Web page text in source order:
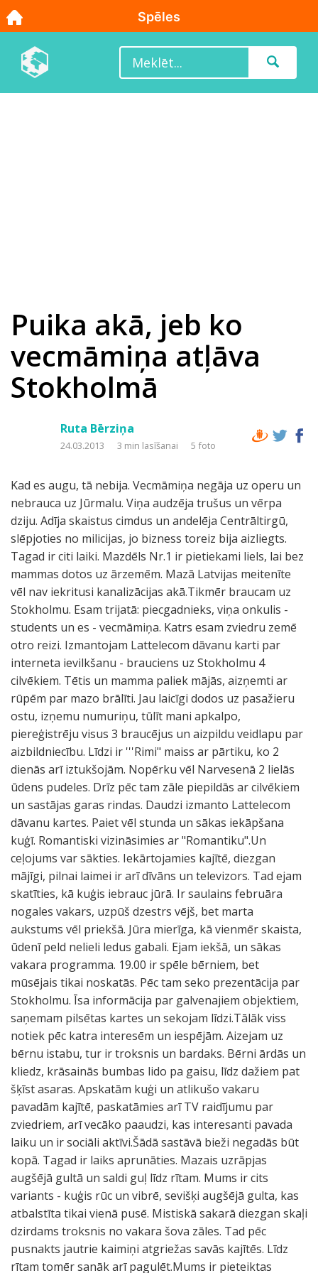
Puika akā, jeb ko
vecmāmiņa atļāva
Stokholmā
Ruta Bērziņa
24.03.2013 3 min lasīšanai 5 foto
Kad es augu, tā nebija. Vecmāmiņa negāja uz operu un
nebrauca uz Jūrmalu. Viņa audzēja trušus un vērpa
dziju. Adīja skaistus cimdus un andelēja Centrāltirgū,
slēpjoties no milicijas, jo bizness toreiz bija aizliegts.
Tagad ir citi laiki. Mazdēls Nr.1 ir pietiekami liels, lai bez
mammas dotos uz ārzemēm. Mazā Latvijas meitenīte
vēl nav iekritusi kanalizācijas akā.Tikmēr braucam uz
Stokholmu. Esam trijatā: piecgadnieks, viņa onkulis -
students un es - vecmāmiņa. Katrs esam zviedru zemē
otro reizi. Izmantojam Lattelecom dāvanu karti par
interneta ievilkšanu - brauciens uz Stokholmu 4
cilvēkiem. Tētis un mamma paliek mājās, aizņemti ar
rūpēm par mazo brālīti. Jau laicīgi dodos uz pasažieru
ostu, izņemu numuriņu, tūlīt mani apkalpo,
piereģistrēju visus 3 braucējus un aizpildu veidlapu par
aizbildniecību. Līdzi ir '''Rimi" maiss ar pārtiku, ko 2
dienās arī iztukšojām. Nopērku vēl Narvesenā 2 lielās
ūdens pudeles. Drīz pēc tam zāle piepildās ar cilvēkiem
un sastājas garas rindas. Daudzi izmanto Lattelecom
dāvanu kartes. Paiet vēl stunda un sākas iekāpšana
kuģī. Romantiski vizināsimies ar "Romantiku".Un
ceļojums var sākties. Iekārtojamies kajītē, diezgan
mājīgi, pilnai laimei ir arī dīvāns un televizors. Tad ejam
skatīties, kā kuģis iebrauc jūrā. Ir saulains februāra
nogales vakars, uzpūš dzestrs vējš, bet marta
aukstums vēl priekšā. Jūra mierīga, kā vienmēr skaista,
ūdenī peld nelieli ledus gabali. Ejam iekšā, un sākas
vakara programma. 19.00 ir spēle bērniem, bet
mūsējais tikai noskatās. Pēc tam seko prezentācija par
Stokholmu. Īsa informācija par galvenajiem objektiem,
saņemam pilsētas kartes un sekojam līdzi.Tālāk viss
notiek pēc katra interesēm un iespējām. Aizejam uz
bērnu istabu, tur ir troksnis un bardaks. Bērni ārdās un
kliedz, krāsainās bumbas lido pa gaisu, līdz dažiem pat
šķīst asaras. Apskatām kuģi un atlikušo vakaru
pavadām kajītē, paskatāmies arī TV raidījumu par
zviedriem, arī vecāko paaudzi, kas interesanti pavada
laiku un ir sociāli aktīvi.Šādā sastāvā bieži negadās būt
kopā. Tagad ir laiks aprunāties. Mazais uzrāpjas
augšējā gultā un saldi guļ līdz rītam. Mums ir cits
variants - kuģis rūc un vibrē, sevišķi augšējā gulta, kas
atbalstīta tikai vienā pusē. Mistiskā sakarā diezgan skaļi
dzirdams troksnis no vakara šova zāles. Tad pēc
pusnakts jautrie kaimiņi atgriežas savās kajītēs. Līdz
rītam tomēr sanāk arī pagulēt.Mums ir pieteiktas